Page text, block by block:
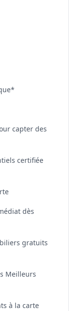
capter des
certifiée
dès
gratuits
Meilleurs
à la carte